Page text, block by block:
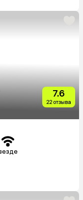
7.6
22 отзыва